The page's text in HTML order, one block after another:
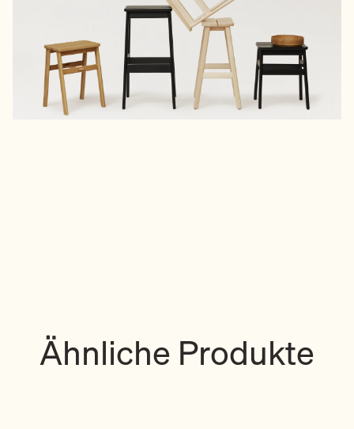
Ähnliche Produkte